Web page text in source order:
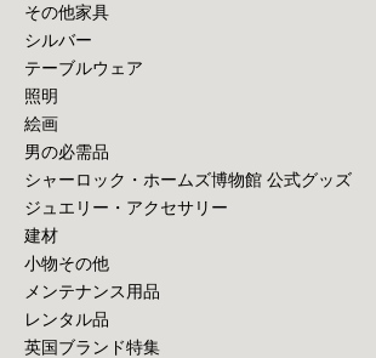
その他家具
シルバー
テーブルウェア
照明
絵画
男の必需品
シャーロック・ホームズ博物館 公式グッズ
ジュエリー・アクセサリー
建材
小物その他
メンテナンス用品
レンタル品
英国ブランド特集